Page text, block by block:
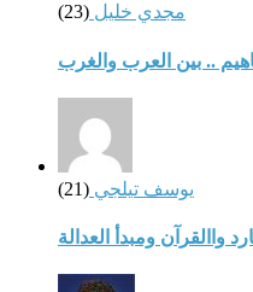
مجدي خليل (23)
.. بين العرب والغرب
يوسف تيلجي (21)
واالقرآن ومبدأ العدالة